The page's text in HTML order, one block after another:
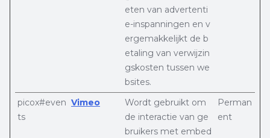
eten van advertenti
e-inspanningen en v
ergemakkelijkt de b
etaling van verwijzin
gskosten tussen we
bsites.
picox#even
ts
Vimeo
Wordt gebruikt om
de interactie van ge
bruikers met embed
Perman
ent